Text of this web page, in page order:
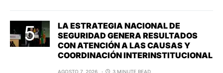
LA ESTRATEGIA NACIONAL DE
SEGURIDAD GENERA RESULTADOS
CON ATENCIÓN A LAS CAUSAS Y
COORDINACIÓN INTERINSTITUCIONAL
AGOSTO 7, 2026 3 MINUTE READ